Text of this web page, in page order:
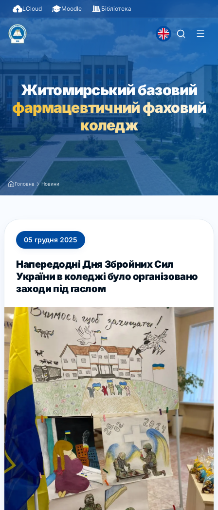
LCloud Moodle Бібліотека
Житомирський базовий
фармацевтичний фаховий
коледж
Головна Новини
05 грудня 2025
Напередодні Дня Збройних Сил
України в коледжі було організовано
заходи під гаслом